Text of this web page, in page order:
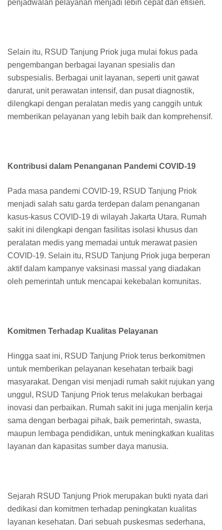
penjadwalan pelayanan menjadi lebih cepat dan efisien.
Selain itu, RSUD Tanjung Priok juga mulai fokus pada
pengembangan berbagai layanan spesialis dan
subspesialis. Berbagai unit layanan, seperti unit gawat
darurat, unit perawatan intensif, dan pusat diagnostik,
dilengkapi dengan peralatan medis yang canggih untuk
memberikan pelayanan yang lebih baik dan komprehensif.
Kontribusi dalam Penanganan Pandemi COVID-19
Pada masa pandemi COVID-19, RSUD Tanjung Priok
menjadi salah satu garda terdepan dalam penanganan
kasus-kasus COVID-19 di wilayah Jakarta Utara. Rumah
sakit ini dilengkapi dengan fasilitas isolasi khusus dan
peralatan medis yang memadai untuk merawat pasien
COVID-19. Selain itu, RSUD Tanjung Priok juga berperan
aktif dalam kampanye vaksinasi massal yang diadakan
oleh pemerintah untuk mencapai kekebalan komunitas.
Komitmen Terhadap Kualitas Pelayanan
Hingga saat ini, RSUD Tanjung Priok terus berkomitmen
untuk memberikan pelayanan kesehatan terbaik bagi
masyarakat. Dengan visi menjadi rumah sakit rujukan yang
unggul, RSUD Tanjung Priok terus melakukan berbagai
inovasi dan perbaikan. Rumah sakit ini juga menjalin kerja
sama dengan berbagai pihak, baik pemerintah, swasta,
maupun lembaga pendidikan, untuk meningkatkan kualitas
layanan dan kapasitas sumber daya manusia.
Sejarah RSUD Tanjung Priok merupakan bukti nyata dari
dedikasi dan komitmen terhadap peningkatan kualitas
layanan kesehatan. Dari sebuah puskesmas sederhana,